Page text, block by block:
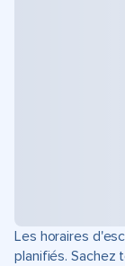
Les horaires
planifiés. Sachez